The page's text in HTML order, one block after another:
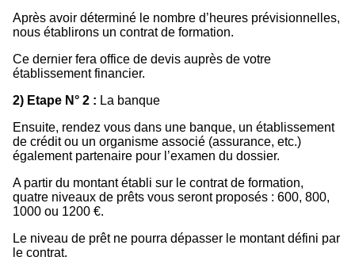
Après avoir déterminé le nombre d’heures prévisionnelles,
nous établirons un contrat de formation.
Ce dernier fera office de devis auprès de votre
établissement financier.
2) Etape N° 2 : La banque
Ensuite, rendez vous dans une banque, un établissement
de crédit ou un organisme associé (assurance, etc.)
également partenaire pour l’examen du dossier.
A partir du montant établi sur le contrat de formation,
quatre niveaux de prêts vous seront proposés : 600, 800,
1000 ou 1200 €.
Le niveau de prêt ne pourra dépasser le montant défini par
le contrat.